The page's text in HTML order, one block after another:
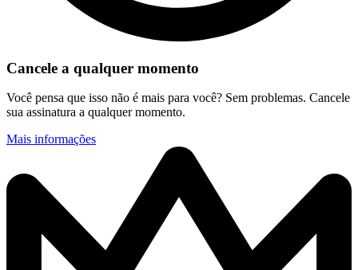
Cancele a qualquer momento
Você pensa que isso não é mais para você? Sem problemas. Cancele
sua assinatura a qualquer momento.
Mais informações